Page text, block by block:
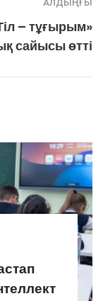
АЛДЫҢҒЫ
– тұғырым»
сайысы өтті